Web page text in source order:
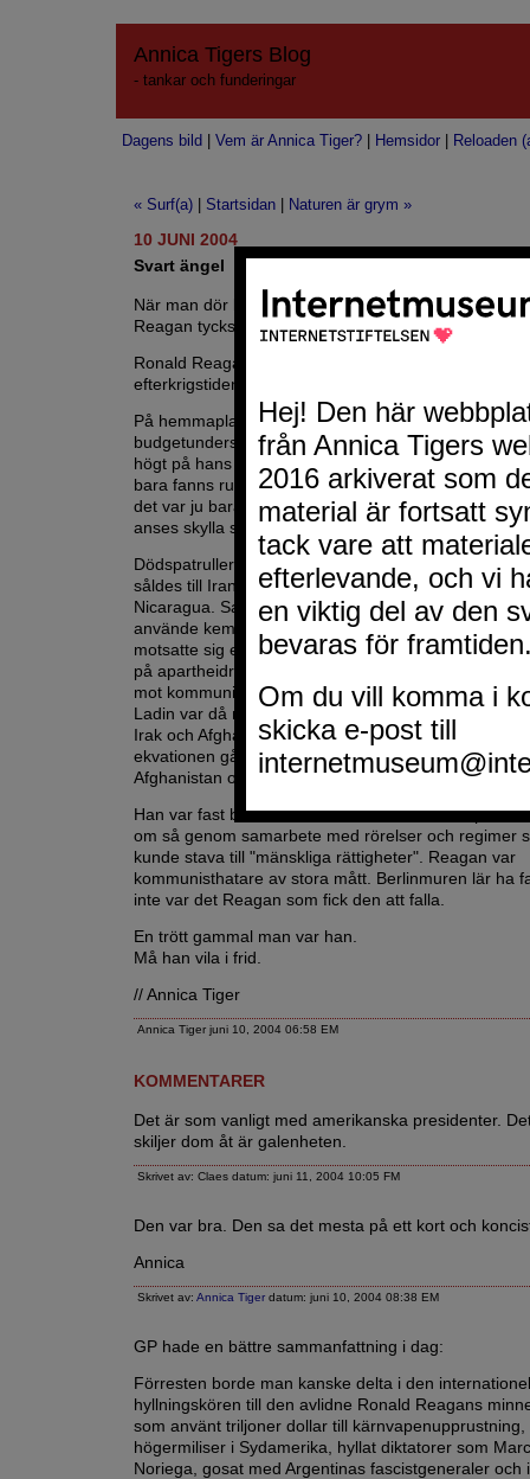
Annica Tigers Blog
- tankar och funderingar
Dagens bild Vem är Annica Tiger? Hemsidor Reloaden
« Surf(a) Startsidan
Naturen är grym »
10 JUNI 2004
Svart ängel
När man dör blir man en ängel.
Reagan tycks ha blivit en fredsängel.
Ronald Reagan hyllas världen runt, efter sin död,
efterkrigstidens store ledare. Men
På hemmaplan ökade han på klassklyftorna och
budgetunderskottet rejält. Rasdiskrimineringen var
högt på hans agenda. Han ville inte inse att AIDS-
bara fanns runt knuten utan redan var i
det var ju bara homosexuella som drabbades då
anses skylla sig själva kanske?
Dödspatruller finansierades i Guatemala och El
såldes till Iran, för att dölja stödet till högergerillan
Nicaragua. Saddam fick stöd i kriget mot Iran. När
använde kemiska vapen hördes inga protester från
motsatte sig ekonomiska sanktioner mot Sydafrika
på apartheidregimen eftersom Sydafrika var en
mot kommunismen. Afghanistans muslimska gerilla
Ladin var då medlem) fick pengar att bekämpa
Irak och Afghanistan fick alltså stöd av Reagan. Hur
ekvationen går ihop med de senare invasionenerna
Afghanistan och nu Irak kan alla och envar fundera
Han var fast besluten att till alla medel bekämpa
om så genom samarbete med rörelser och regimer
kunde stava till "mänskliga rättigheter". Reagan var
kommunisthatare av stora mått. Berlinmuren lär ha
inte var det Reagan som fick den att falla.
En trött gammal man var han.
Må han vila i frid.
// Annica Tiger
Annica Tiger juni 10, 2004 06:58 EM
KOMMENTARER
Det är som vanligt med amerikanska presidenter.
skiljer dom åt är galenheten.
Skrivet av: Claes datum: juni 11, 2004 10:05 FM
Den var bra. Den sa det mesta på ett kort och
Annica
Skrivet av: Annica Tiger datum: juni 10, 2004 08:38 EM
GP hade en bättre sammanfattning i dag:
Förresten borde man kanske delta i den
hyllningskören till den avlidne Ronald Reagans
som använt triljoner dollar till kärnvapenupprustning,
högermiliser i Sydamerika, hyllat diktatorer som
Noriega, gosat med Argentinas fascistgeneraler och